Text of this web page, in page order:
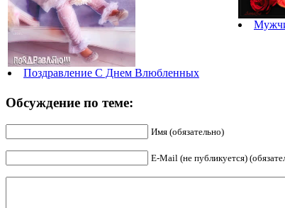
Поздравление С Днем Влюбленных
Обсуждение по теме:
Имя (обязательно)
E-Mail (не публикуется)